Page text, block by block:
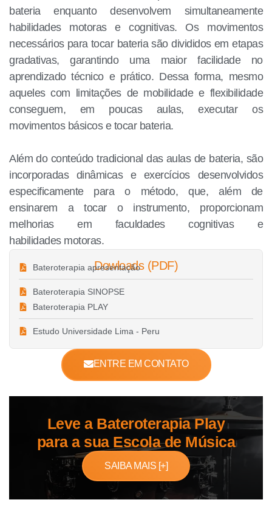
bateria enquanto desenvolvem simultaneamente
habilidades motoras e cognitivas. Os movimentos
necessários para tocar bateria são divididos em etapas
gradativas, garantindo uma maior facilidade no
aprendizado técnico e prático. Dessa forma, mesmo
aqueles com limitações de mobilidade e flexibilidade
conseguem, em poucas aulas, executar os
movimentos básicos e tocar bateria.
Além do conteúdo tradicional das aulas de bateria, são
incorporadas dinâmicas e exercícios desenvolvidos
especificamente para o método, que, além de
ensinarem a tocar o instrumento, proporcionam
melhorias em faculdades cognitivas e
habilidades motoras.
Dowloads (PDF)
Bateroterapia apresentação
Bateroterapia SINOPSE
Bateroterapia PLAY
Estudo Universidade Lima - Peru
ENTRE EM CONTATO
Leve a Bateroterapia Play
para a sua Escola de Música
SAIBA MAIS [+]